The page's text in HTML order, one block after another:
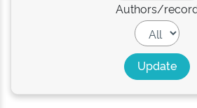
Authors/